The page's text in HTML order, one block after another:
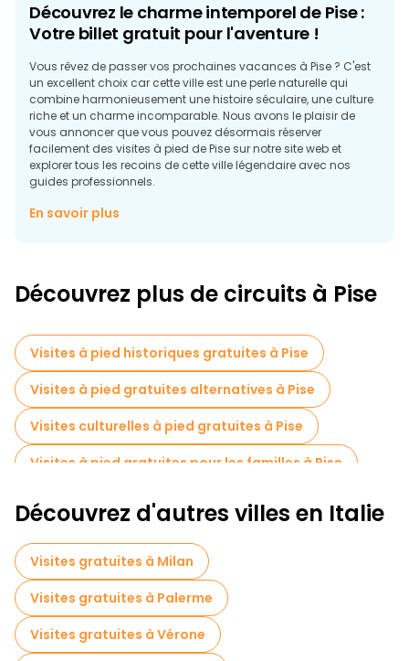
Découvrez le charme intemporel de Pise :
Votre billet gratuit pour l'aventure !
Vous rêvez de passer vos prochaines vacances à Pise ? C'est
un excellent choix car cette ville est une perle naturelle qui
combine harmonieusement une histoire séculaire, une culture
riche et un charme incomparable. Nous avons le plaisir de
vous annoncer que vous pouvez désormais réserver
facilement des visites à pied de Pise sur notre site web et
explorer tous les recoins de cette ville légendaire avec nos
guides professionnels.
Explorez la magie de Pise
l'histoire et la beauté de cette ville située sur les rives de l'Arno.
Vous visiterez la célèbre cathédrale de Pise, la légendaire tour
Merveilles, où chaque bâtiment a une histoire unique. Vous
découvrirez également des endroits moins connus mais tout
aussi impressionnants, comme des places douillettes et des
cours médiévales cachées.
En savoir plus
Découvrez plus de circuits à Pise
Visites à pied historiques gratuites à Pise
Visites à pied gratuites alternatives à Pise
Visites culturelles à pied gratuites à Pise
Visites à pied gratuites pour les familles à Pise
Visites autoguidées en Pise
Excursions d'une journée gratuites à Pise
Tours à vélo à Pise
Visites gastronomiques à Pise
Découvrez d'autres villes en Italie
Visites gratuites à Milan
Visites gratuites à Palerme
Visites gratuites à Vérone